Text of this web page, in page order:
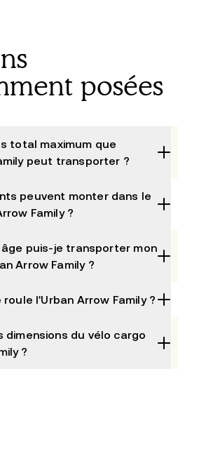
posées
total maximum que
peut transporter ?
peuvent monter dans le
Family ?
puis-je transporter mon
Arrow Family ?
l'Urban Arrow Family ?
dimensions du vélo cargo
?
mon Urban Arrow